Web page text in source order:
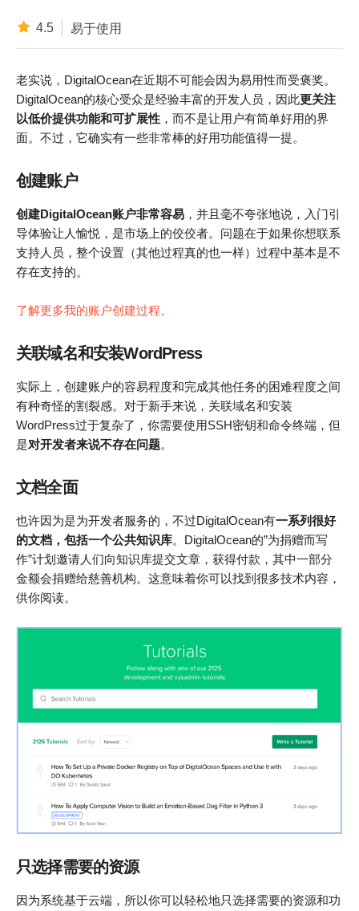
4.5 易于使用
老实说，DigitalOcean在近期不可能会因为易用性而受褒奖。
DigitalOcean的核心受众是经验丰富的开发人员，因此更关注
以低价提供功能和可扩展性 ，而不是让用户有简单好用的界
面。不过，它确实有一些非常棒的好用功能值得一提。
创建账户
创建DigitalOcean账户非常容易 ，并且毫不夸张地说，入门引
导体验让人愉悦，是市场上的佼佼者。问题在于如果你想联系
支持人员，整个设置（其他过程真的也一样）过程中基本是不
存在支持的。
了解更多我的账户创建过程。
关联域名和安装WordPress
实际上，创建账户的容易程度和完成其他任务的困难程度之间
有种奇怪的割裂感。对于新手来说，关联域名和安装
WordPress过于复杂了，你需要使用SSH密钥和命令终端，但
是对开发者来说不存在问题。
文档全面
也许因为是为开发者服务的，不过DigitalOcean有一系列很好
的文档，包括一个公共知识库。DigitalOcean的”为捐赠而写
作”计划邀请人们向知识库提交文章，获得付款，其中一部分
金额会捐赠给慈善机构。这意味着你可以找到很多技术内容，
供你阅读。
只选择需要的资源
因为系统基于云端，所以你可以轻松地只选择需要的资源和功